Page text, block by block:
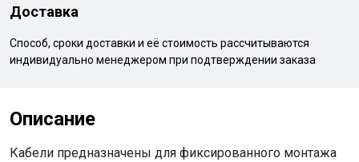
Доставка
Способ, сроки доставки и её стоимость рассчитываются
индивидуально менеджером при подтверждении заказа
Описание
Кабели предназначены для фиксированного монтажа